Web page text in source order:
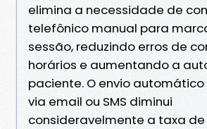
elimina a necessidade de
telefônico manual para
sessão, reduzindo erros de
horários e aumentando a
paciente. O envio
via email ou SMS diminui
consideravelmente a taxa